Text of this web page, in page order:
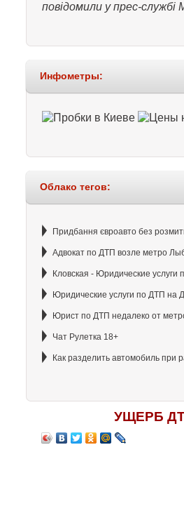
повідомили у прес-службі
Инфометры:
Облако тегов:
Придбання євроавто без
Адвокат по ДТП возле метро
Кловская - Юридические услуги
Юридические услуги по ДТП на
Юрист по ДТП недалеко от
Чат Рулетка 18+
Как разделить автомобиль при
УЩЕРБ